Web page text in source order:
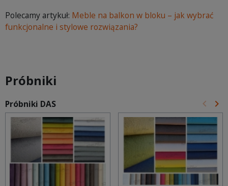
Polecamy artykuł: Meble na balkon w bloku – jak wybrać
funkcjonalne i stylowe rozwiązania?
Próbniki
Próbniki DAS keyboard_arrow_left keyboard_arrow_right